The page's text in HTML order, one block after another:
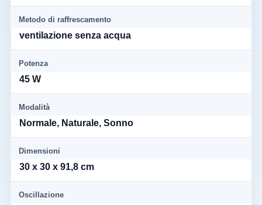
Metodo di raffrescamento
ventilazione senza acqua
Potenza
45 W
Modalità
Normale, Naturale, Sonno
Dimensioni
30 x 30 x 91,8 cm
Oscillazione